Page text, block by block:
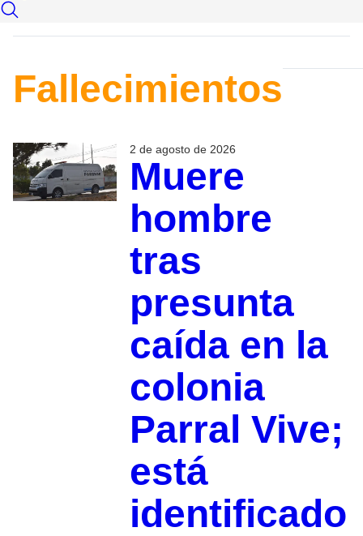
Fallecimientos
2 de agosto de 2026
Muere
hombre
tras
presunta
caída en la
colonia
Parral Vive;
está
identificado